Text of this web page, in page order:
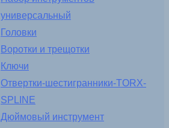
универсальный
Головки
Воротки и трещотки
Ключи
Отвертки-шестигранники-TORX-
SPLINE
Дюймовый инструмент